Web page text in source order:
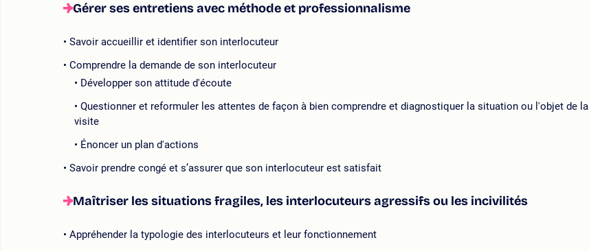
Gérer ses entretiens avec méthode et professionnalisme
Savoir accueillir et identifier son interlocuteur
Comprendre la demande de son interlocuteur
Développer son attitude d'écoute
Questionner et reformuler les attentes de façon à bien comprendre et diagnostiquer la situation ou l'objet de la
visite
Énoncer un plan d'actions
Savoir prendre congé et s’assurer que son interlocuteur est satisfait
Maîtriser les situations fragiles, les interlocuteurs agressifs ou les incivilités
Appréhender la typologie des interlocuteurs et leur fonctionnement